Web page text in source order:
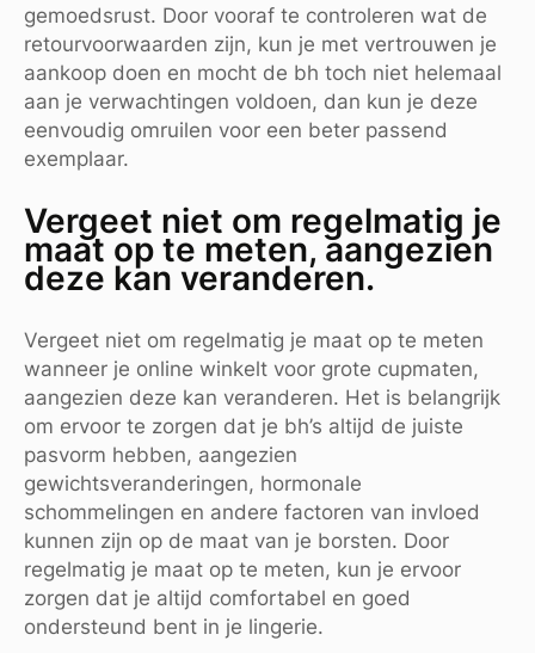
gemoedsrust. Door vooraf te controleren wat de
retourvoorwaarden zijn, kun je met vertrouwen je
aankoop doen en mocht de bh toch niet helemaal
aan je verwachtingen voldoen, dan kun je deze
eenvoudig omruilen voor een beter passend
exemplaar.
Vergeet niet om regelmatig je
maat op te meten, aangezien
deze kan veranderen.
Vergeet niet om regelmatig je maat op te meten
wanneer je online winkelt voor grote cupmaten,
aangezien deze kan veranderen. Het is belangrijk
om ervoor te zorgen dat je bh’s altijd de juiste
pasvorm hebben, aangezien
gewichtsveranderingen, hormonale
schommelingen en andere factoren van invloed
kunnen zijn op de maat van je borsten. Door
regelmatig je maat op te meten, kun je ervoor
zorgen dat je altijd comfortabel en goed
ondersteund bent in je lingerie.